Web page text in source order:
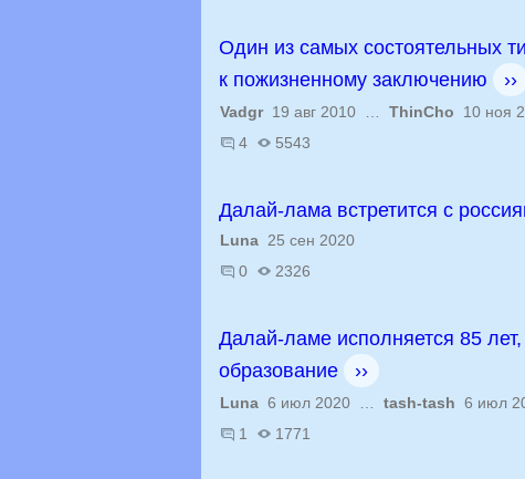
Один из самых состоятельных
к пожизненному заключению
››
Vadgr19 авг 2010 … ThinCho 10 ноя
4
5543
Далай-лама встретится с
Luna 25 сен 2020
0
2326
Далай-ламе исполняется 85
образование
››
Luna 6 июл 2020 … tash-tash 6 июл
1
1771